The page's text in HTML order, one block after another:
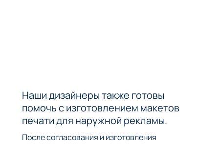
Наши дизайнеры также готовы
помочь с изготовлением макетов
печати для наружной рекламы.
После согласования и изготовления